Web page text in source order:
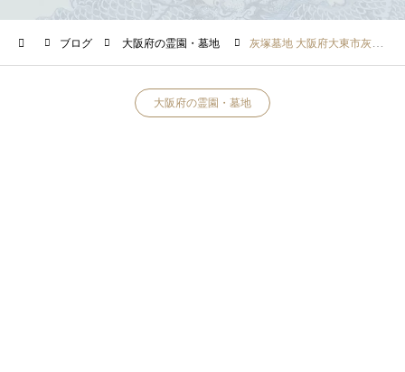
ブログ 大阪府の霊園・墓地 灰塚墓地 大阪府大東市灰塚4丁目１
大阪府の霊園・墓地